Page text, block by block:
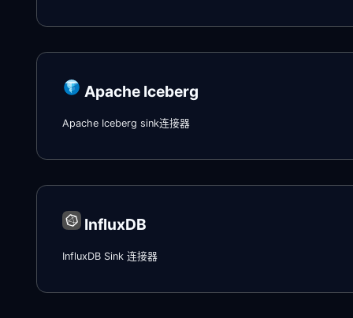
Apache Iceberg
Apache Iceberg sink连接器
InfluxDB
InfluxDB Sink 连接器